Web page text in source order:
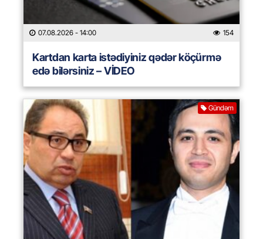
07.08.2026 - 14:00 154
Kartdan karta istədiyiniz qədər köçürmə
edə bilərsiniz – VİDEO
Gündəm